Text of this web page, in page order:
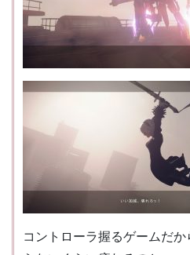
コントローラ握るゲームだ